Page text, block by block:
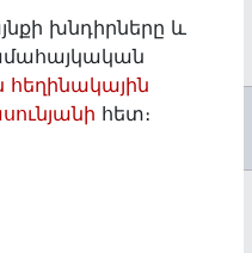
խնդիրները և
հեղինակային
հետ։